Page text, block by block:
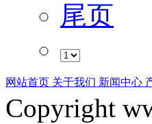
尾页
网站首页 关于我们 新闻中心
Copyright